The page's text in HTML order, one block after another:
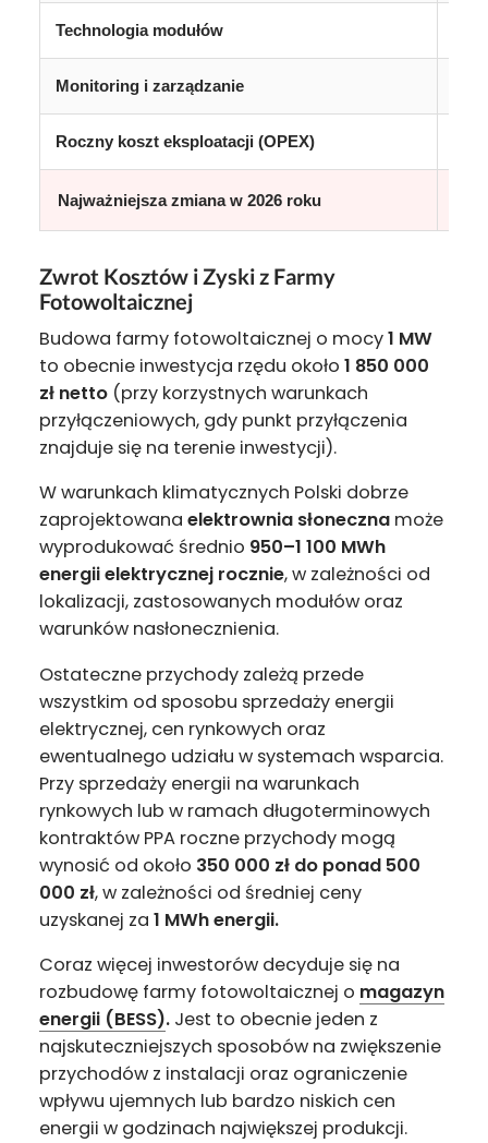
Technologia modułów
Monitoring i zarządzanie
Roczny koszt eksploatacji (OPEX)
Najważniejsza zmiana w 2026 roku
Zwrot Kosztów i Zyski z Farmy
Fotowoltaicznej
Budowa farmy fotowoltaicznej o mocy1 MW
to obecnie inwestycja rzędu około1 850 000
zł netto (przy korzystnych warunkach
przyłączeniowych, gdy punkt przyłączenia
znajduje się na terenie inwestycji).
W warunkach klimatycznych Polski dobrze
zaprojektowanaelektrownia słoneczna może
wyprodukować średnio 950–1 100 MWh
energii elektrycznej rocznie, w zależności od
lokalizacji, zastosowanych modułów oraz
warunków nasłonecznienia.
Ostateczne przychody zależą przede
wszystkim od sposobu sprzedaży energii
elektrycznej, cen rynkowych oraz
ewentualnego udziału w systemach wsparcia.
Przy sprzedaży energii na warunkach
rynkowych lub w ramach długoterminowych
kontraktów PPA roczne przychody mogą
wynosić od około 350 000 zł do ponad 500
000 zł, w zależności od średniej ceny
uzyskanej za 1 MWh energii.
Coraz więcej inwestorów decyduje się na
rozbudowę farmy fotowoltaicznej o magazyn
energii (BESS). Jest to obecnie jeden z
najskuteczniejszych sposobów na zwiększenie
przychodów z instalacji oraz ograniczenie
wpływu ujemnych lub bardzo niskich cen
energii w godzinach największej produkcji.